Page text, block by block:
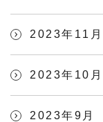
2023年11月
2023年10月
2023年9月